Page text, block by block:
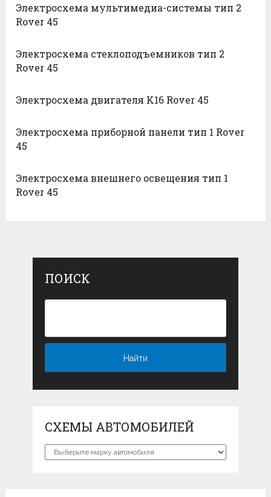
Электросхема мультимедиа-системы тип 2
Rover 45
Электросхема стеклоподъемников тип 2
Rover 45
Электросхема двигателя K16 Rover 45
Электросхема приборной панели тип 1 Rover
45
Электросхема внешнего освещения тип 1
Rover 45
ПОИСК
СХЕМЫ АВТОМОБИЛЕЙ
Схемы